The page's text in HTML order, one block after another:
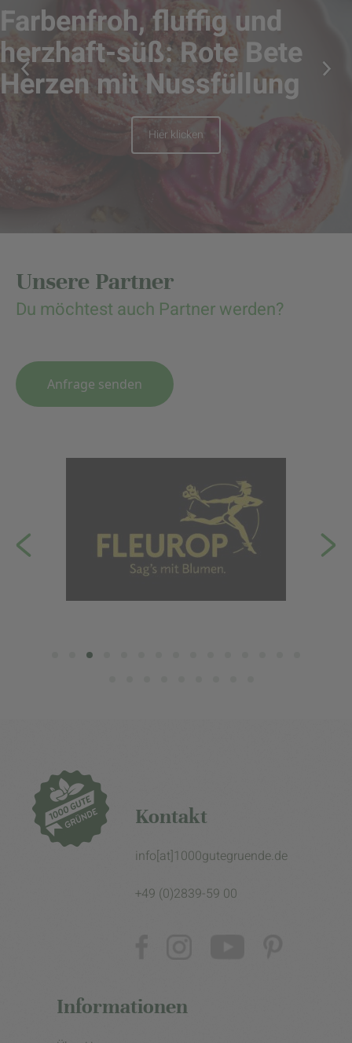
Farbenfroh, fluffig und
herzhaft-süß: Rote Bete
Herzen mit Nussfüllung
Hier klicken
Unsere Partner
Du möchtest auch Partner werden?
Anfrage senden
Kontakt
info[at]1000gutegruende.de
+49 (0)2839-59 00
Informationen